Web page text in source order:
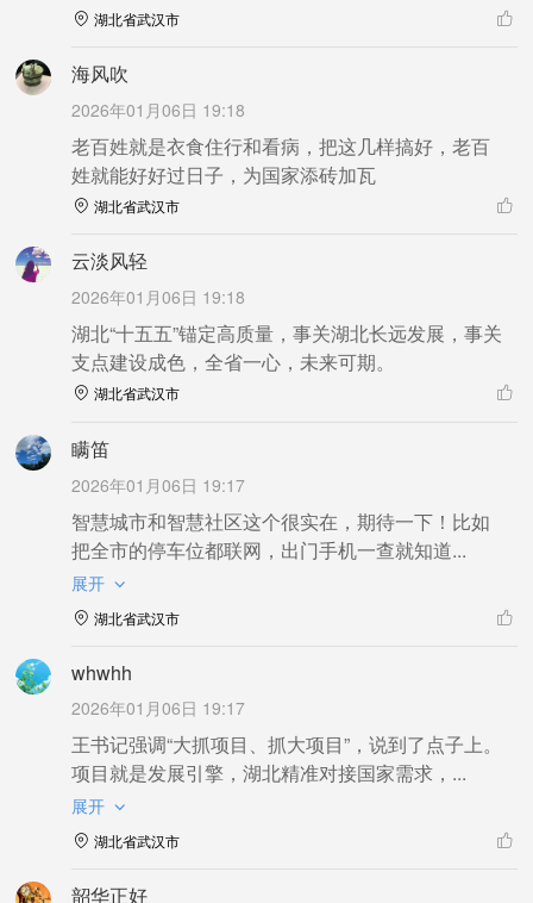
湖北省武汉市
海风吹
2026年01月06日 19:18
老百姓就是衣食住行和看病，把这几样搞好，老百
姓就能好好过日子，为国家添砖加瓦
湖北省武汉市
云淡风轻
2026年01月06日 19:18
湖北“十五五”锚定高质量，事关湖北长远发展，事关
支点建设成色，全省一心，未来可期。
湖北省武汉市
瞒笛
2026年01月06日 19:17
智慧城市和智慧社区这个很实在，期待一下！比如
把全市的停车位都联网，出门手机一查就知道...
展开
湖北省武汉市
whwhh
2026年01月06日 19:17
王书记强调“大抓项目、抓大项目”，说到了点子上。
项目就是发展引擎，湖北精准对接国家需求，...
展开
湖北省武汉市
韶华正好